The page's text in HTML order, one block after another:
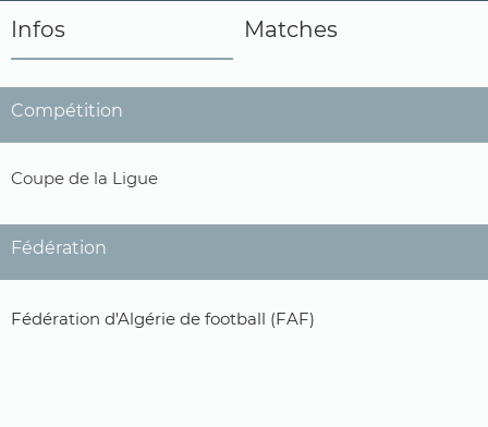
Infos Matches
Compétition
Coupe de la Ligue
Fédération
Fédération d'Algérie de football (FAF)